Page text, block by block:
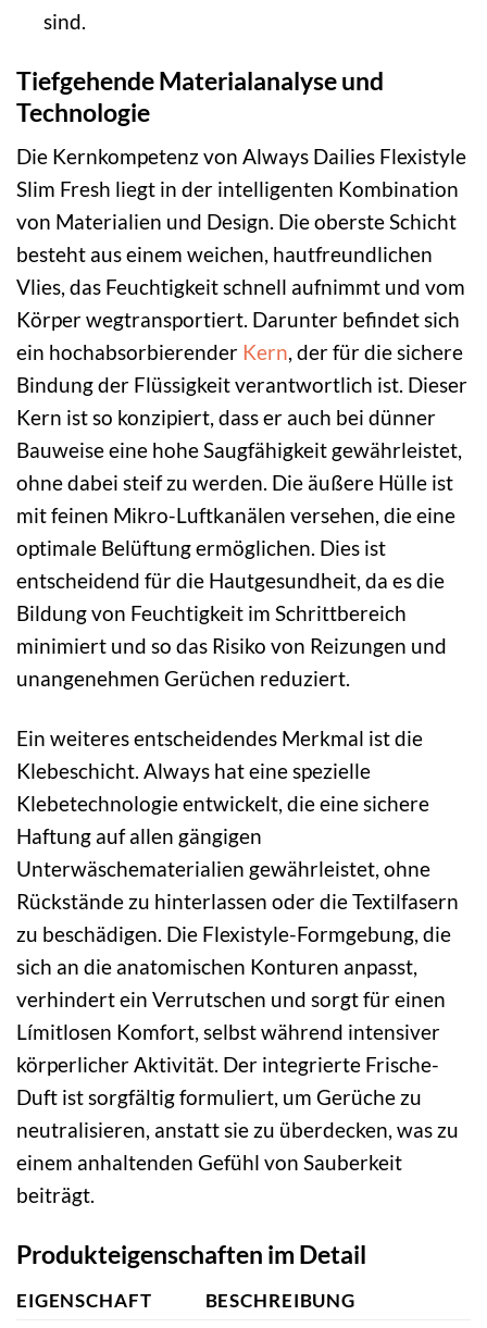
sind.
Tiefgehende Materialanalyse und
Technologie
Die Kernkompetenz von Always Dailies Flexistyle
Slim Fresh liegt in der intelligenten Kombination
von Materialien und Design. Die oberste Schicht
besteht aus einem weichen, hautfreundlichen
Vlies, das Feuchtigkeit schnell aufnimmt und vom
Körper wegtransportiert. Darunter befindet sich
ein hochabsorbierender Kern, der für die sichere
Bindung der Flüssigkeit verantwortlich ist. Dieser
Kern ist so konzipiert, dass er auch bei dünner
Bauweise eine hohe Saugfähigkeit gewährleistet,
ohne dabei steif zu werden. Die äußere Hülle ist
mit feinen Mikro-Luftkanälen versehen, die eine
optimale Belüftung ermöglichen. Dies ist
entscheidend für die Hautgesundheit, da es die
Bildung von Feuchtigkeit im Schrittbereich
minimiert und so das Risiko von Reizungen und
unangenehmen Gerüchen reduziert.
Ein weiteres entscheidendes Merkmal ist die
Klebeschicht. Always hat eine spezielle
Klebetechnologie entwickelt, die eine sichere
Haftung auf allen gängigen
Unterwäschematerialien gewährleistet, ohne
Rückstände zu hinterlassen oder die Textilfasern
zu beschädigen. Die Flexistyle-Formgebung, die
sich an die anatomischen Konturen anpasst,
verhindert ein Verrutschen und sorgt für einen
Límitlosen Komfort, selbst während intensiver
körperlicher Aktivität. Der integrierte Frische-
Duft ist sorgfältig formuliert, um Gerüche zu
neutralisieren, anstatt sie zu überdecken, was zu
einem anhaltenden Gefühl von Sauberkeit
beiträgt.
Produkteigenschaften im Detail
EIGENSCHAFT
BESCHREIBUNG